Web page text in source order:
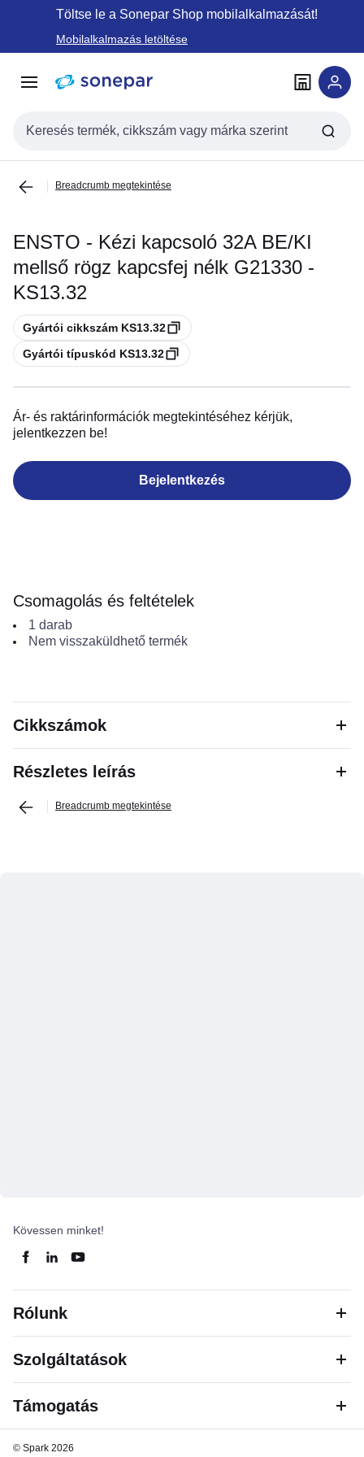
Ugrás a
Töltse le a Sonepar Shop mobilalkalmazását!
Mobilalkalmazás letöltése
Keresési bemenet
Breadcrumb megtekintése
ENSTO - Kézi kapcsoló 32A BE/KI
mellső rögz kapcsfej nélk G21330 -
KS13.32
Másolás
Gyártói cikkszám KS13.32
Másolás
Gyártói típuskód KS13.32
Ár- és raktárinformációk megtekintéséhez kérjük,
jelentkezzen be!
Bejelentkezés
Csomagolás és feltételek
1 darab
Nem visszaküldhető termék
Cikkszámok
Részletes leírás
Breadcrumb megtekintése
Kövessen minket!
Rólunk
Szolgáltatások
Támogatás
© Spark 2026